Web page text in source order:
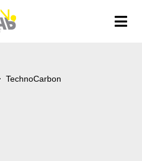
TechnoCarbon